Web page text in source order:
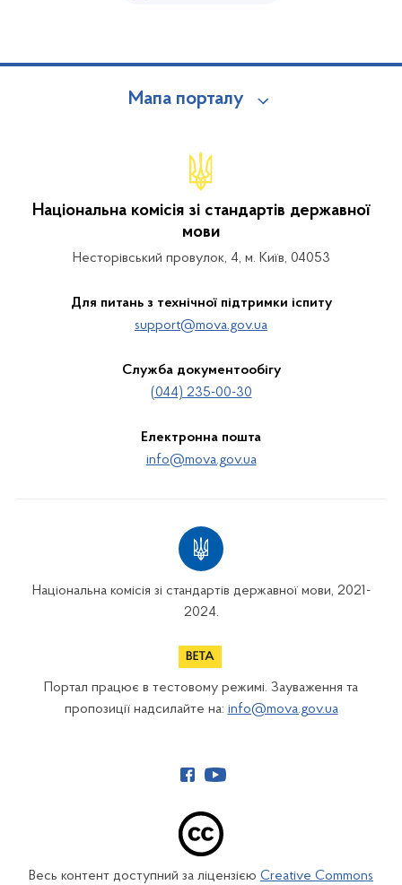
Мапа порталу
Національна комісія зі стандартів державної
мови
Несторівський провулок, 4, м. Київ, 04053
Для питань з технічної підтримки іспиту
support@mova.gov.ua
Служба документообігу
(044) 235-00-30
Електронна пошта
info@mova.gov.ua
Національна комісія зі стандартів державної мови, 2021-
2024.
Портал працює в тестовому режимі. Зауваження та
пропозиції надсилайте на: info@mova.gov.ua
Весь контент доступний за ліцензією Creative Commons